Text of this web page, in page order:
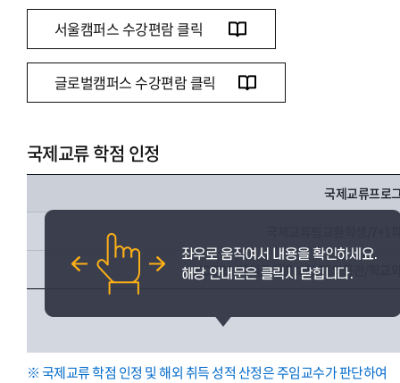
서울캠퍼스 수강편람 클릭
글로벌캠퍼스 수강편람 클릭
국제교류 학점 인정
국제교류프로
KOTRA/해외문화홍보원/재외공관/학교
※ 국제교류 학점 인정 및 해외 취득 성적 산정은 주임교수가 판단하여